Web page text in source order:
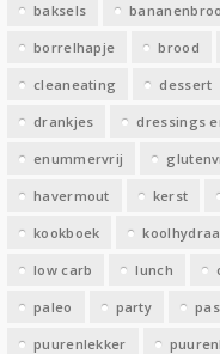
baksels
borrelhapje brood
cleaneating dessert
drankjes dressings
enummervrij
havermout kerst
kookboek
low carb lunch
paleo party
puurenlekker